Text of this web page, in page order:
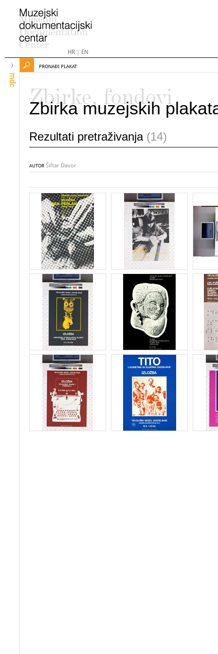
HR| EN
mdc
PRONAĐI PLAKAT
Zbirke, fondovi
Zbirka muzejskih
Rezultati pretraživanja (14)
AUTOR Šiftar Davor